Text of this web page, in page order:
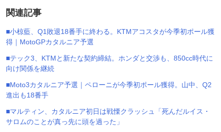
関連記事
■小椋藍、Q1敗退18番手に終わる。KTMアコスタが今季初ポール獲
得｜MotoGPカタルニア予選
■テック3、KTMと新たな契約締結。ホンダと交渉も、850cc時代に
向け関係を継続
■Moto3カタルニア予選｜ペローニが今季初ポール獲得。山中、Q2
進出も18番手
■マルティン、カタルニア初日は戦慄クラッシュ「死んだルイス・
サロムのことが真っ先に頭を過った」